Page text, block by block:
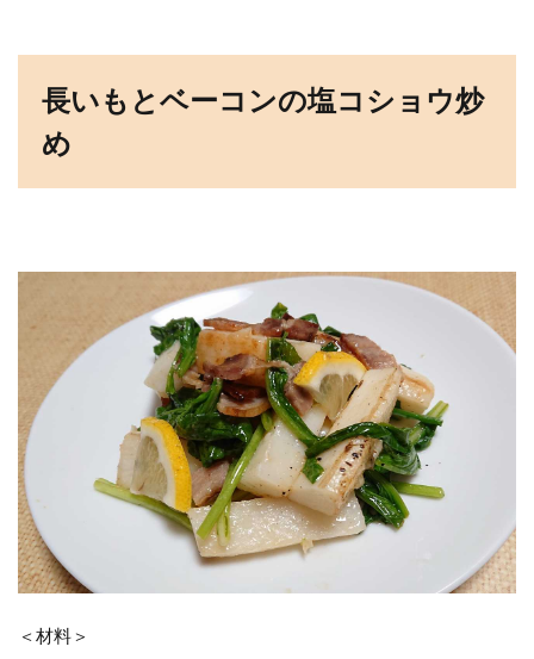
長いもとベーコンの塩コショウ炒
め
＜材料＞